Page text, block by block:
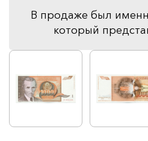
В продаже был
который